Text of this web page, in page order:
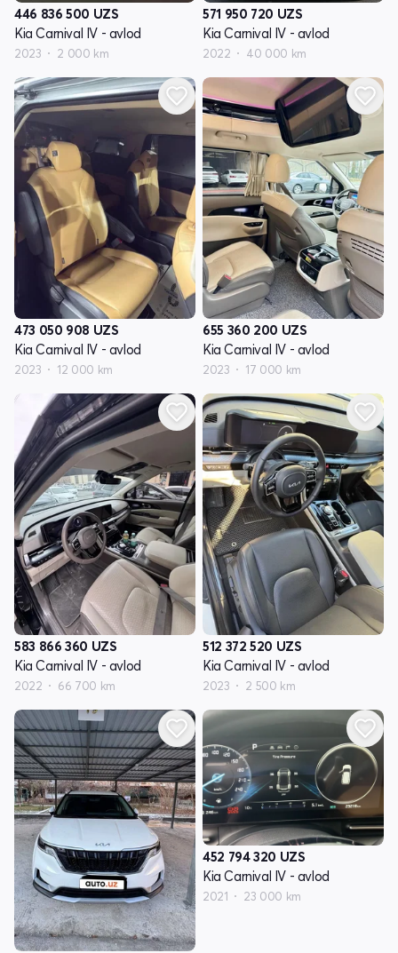
446 836 500 UZS
Kia Carnival IV - avlod
2023 2 000 km
571 950 720 UZS
Kia Carnival IV - avlod
2022 40 000 km
473 050 908 UZS
Kia Carnival IV - avlod
2023 12 000 km
655 360 200 UZS
Kia Carnival IV - avlod
2023 17 000 km
583 866 360 UZS
Kia Carnival IV - avlod
2022 66 700 km
512 372 520 UZS
Kia Carnival IV - avlod
2023 2 500 km
452 794 320 UZS
Kia Carnival IV - avlod
2021 23 000 km